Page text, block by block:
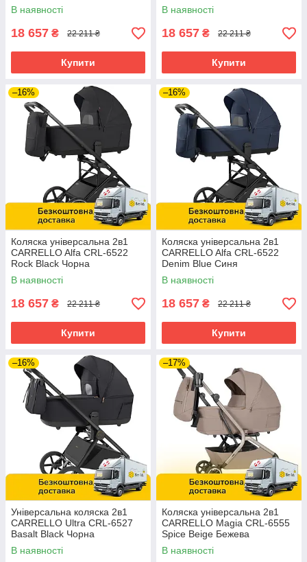
В наявності
18 657 ₴ 22 211 ₴
Купити
В наявності
18 657 ₴ 22 211 ₴
Купити
–16%
Коляска універсальна 2в1
CARRELLO Alfa CRL-6522
Rock Black Чорна
В наявності
18 657 ₴ 22 211 ₴
Купити
–16%
Коляска універсальна 2в1
CARRELLO Alfa CRL-6522
Denim Blue Синя
В наявності
18 657 ₴ 22 211 ₴
Купити
–16%
Універсальна коляска 2в1
CARRELLO Ultra CRL-6527
Basalt Black Чорна
В наявності
–17%
Коляска універсальна 2в1
CARRELLO Magia CRL-6555
Spice Beige Бежева
В наявності